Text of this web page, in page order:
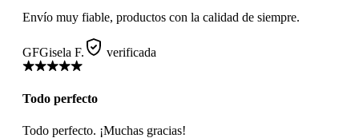
Envío muy fiable, productos con la calidad de siempre.
GFGisela F. verificada
Todo perfecto
Todo perfecto. ¡Muchas gracias!